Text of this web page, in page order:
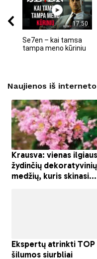
17:50
Se7en – kai tamsa
tampa meno kūriniu
Naujienos iš interneto